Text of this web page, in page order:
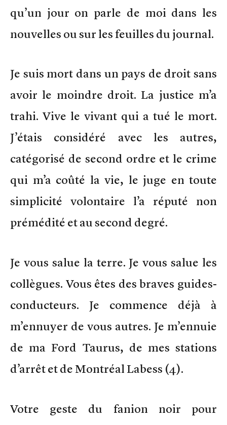
qu’un jour on parle de moi dans les
nouvelles ou sur les feuilles du journal.
Je suis mort dans un pays de droit sans
avoir le moindre droit. La justice m’a
trahi. Vive le vivant qui a tué le mort.
J’étais considéré avec les autres,
catégorisé de second ordre et le crime
qui m’a coûté la vie, le juge en toute
simplicité volontaire l’a réputé non
prémédité et au second degré.
Je vous salue la terre. Je vous salue les
collègues. Vous êtes des braves guides-
conducteurs. Je commence déjà à
m’ennuyer de vous autres. Je m’ennuie
de ma Ford Taurus, de mes stations
d’arrêt et de Montréal Labess (4).
Votre geste du fanion noir pour